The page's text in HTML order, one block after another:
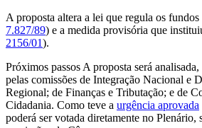
A proposta altera a lei que regula os
7.827/89) e a medida provisória que
2156/01).
Próximos passos A proposta será
pelas comissões de Integração Nacional e
Regional; de Finanças e Tributação; e de
Cidadania. Como teve a urgência aprovada
poderá ser votada diretamente no Plenário,